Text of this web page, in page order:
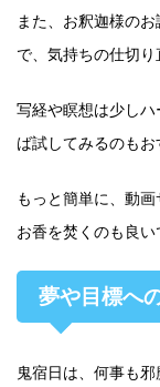
また、お釈迦様の
で、気持ちの仕切り
写経や瞑想は少し
ば試してみるのもお
もっと簡単に、動
お香を焚くのも良い
夢や目標へ
鬼宿日は、何事も